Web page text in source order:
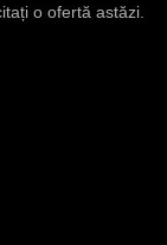
o ofertă astăzi.